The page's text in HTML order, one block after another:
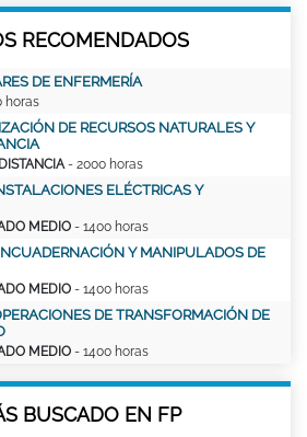
RECOMENDADOS
DE ENFERMERÍA
horas
DE RECURSOS NATURALES Y
- 2000 horas
ELÉCTRICAS Y
MEDIO - 1400 horas
Y MANIPULADOS DE
MEDIO - 1400 horas
DE TRANSFORMACIÓN DE
MEDIO - 1400 horas
BUSCADO EN FP